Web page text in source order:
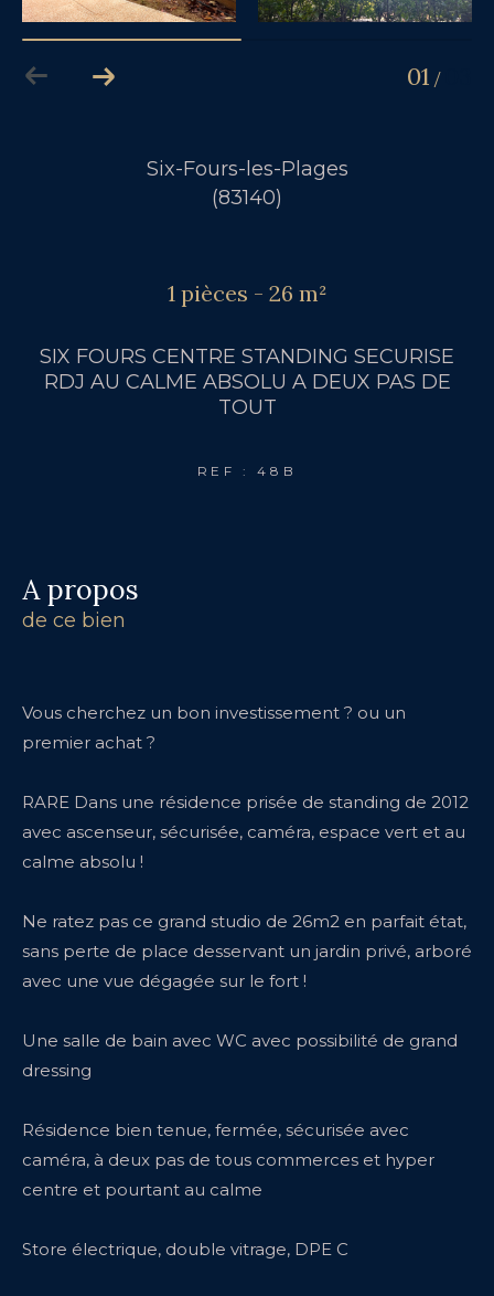
01 /
Six-Fours-les-Plages
(83140)
1 pièces - 26 m²
SIX FOURS CENTRE STANDING SECURISE
RDJ AU CALME ABSOLU A DEUX PAS DE
TOUT
REF : 48B
a propos
de ce bien
Vous cherchez un bon investissement ? ou un
premier achat ?
RARE Dans une résidence prisée de standing de 2012
avec ascenseur, sécurisée, caméra, espace vert et au
calme absolu !
Ne ratez pas ce grand studio de 26m2 en parfait état,
sans perte de place desservant un jardin privé, arboré
avec une vue dégagée sur le fort !
Une salle de bain avec WC avec possibilité de grand
dressing
Résidence bien tenue, fermée, sécurisée avec
caméra, à deux pas de tous commerces et hyper
centre et pourtant au calme
Store électrique, double vitrage, DPE C